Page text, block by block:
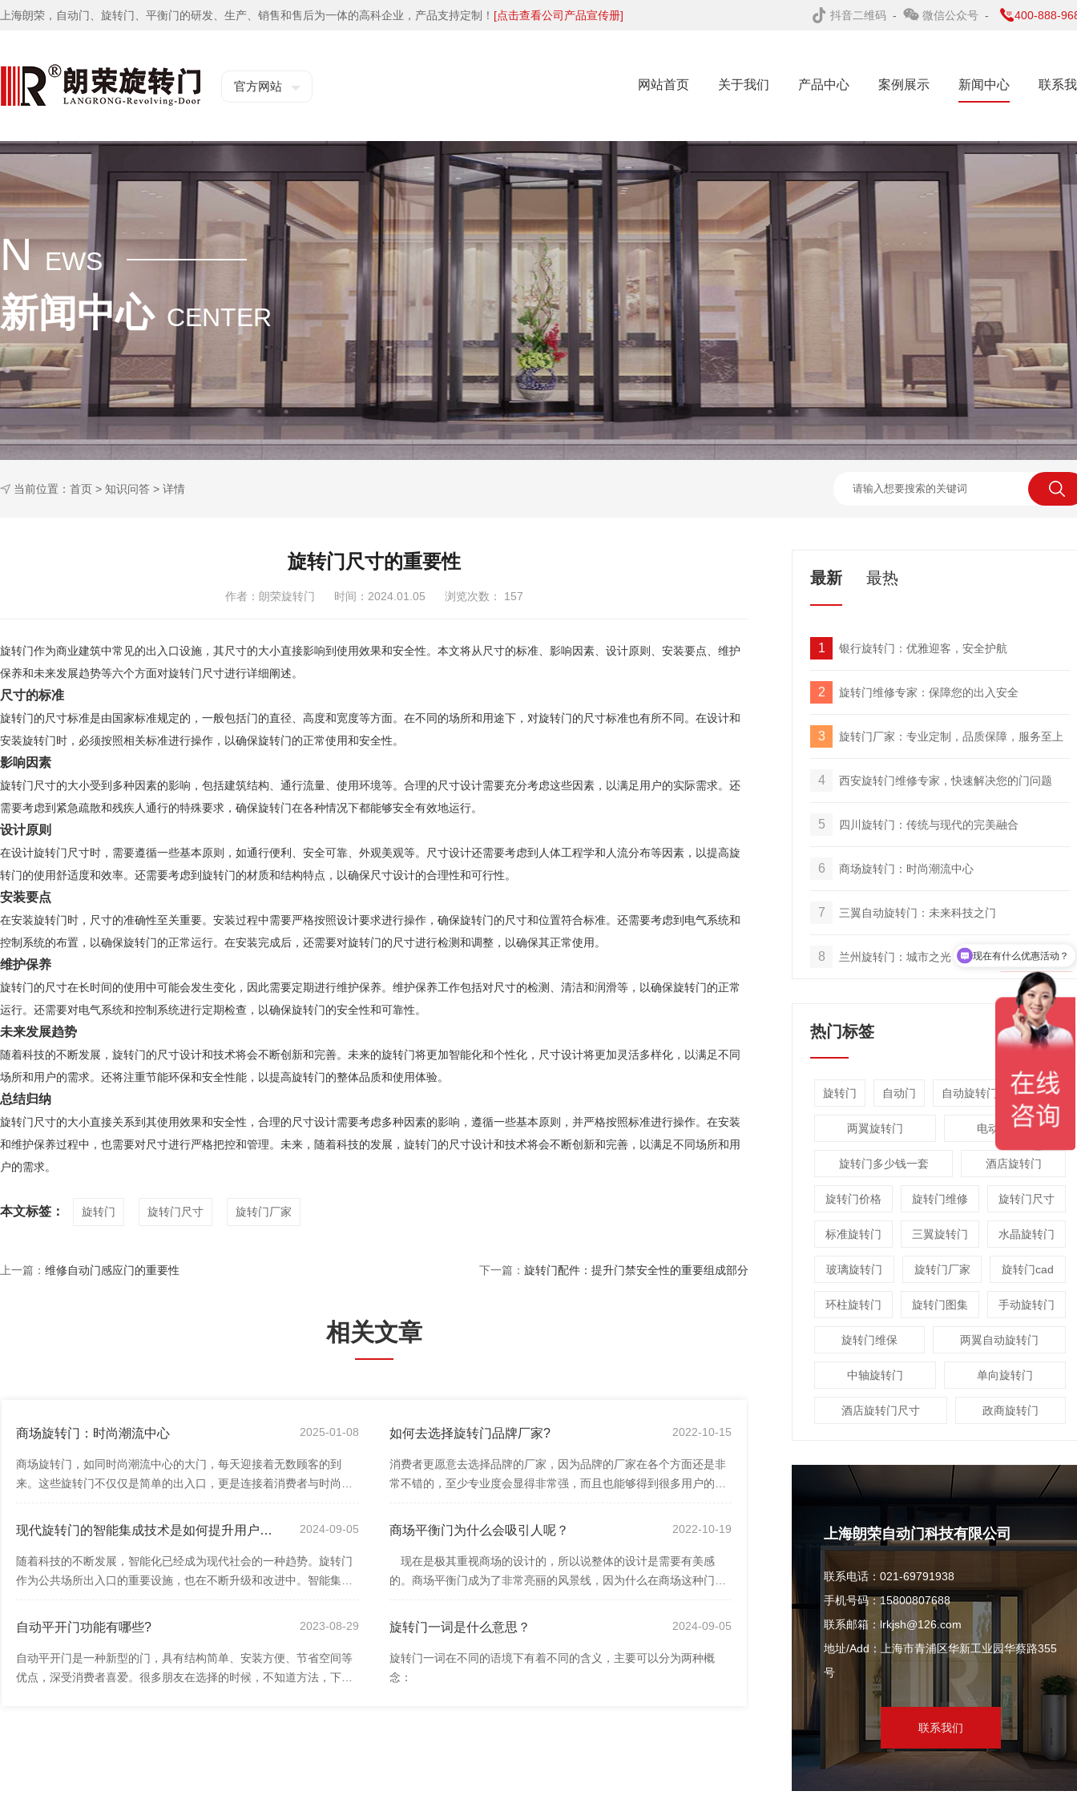
上海朗荣，自动门、旋转门、平衡门的研发、生产、销售和售后为一体的高科企业，产品支持定制！ [点击查看公司产品宣传册] 抖音二维码 - 微信公众号 - 400-888-
官方网站 网站首页 关于我们 产品中心 案例展示 新闻中心 联系
NEWS
新闻中心 CENTER
当前位置： 首页 > 知识问答 > 详情
旋转门尺寸的重要性
作者：朗荣旋转门 时间：2024.01.05 浏览次数： 157
旋转门作为商业建筑中常见的出入口设施，其尺寸的大小直接影响到使用效果和安全性。本文将从尺寸的标准、影响因素、设计原则、安装要点、维护
保养和未来发展趋势等六个方面对旋转门尺寸进行详细阐述。
尺寸的标准
旋转门的尺寸标准是由国家标准规定的，一般包括门的直径、高度和宽度等方面。在不同的场所和用途下，对旋转门的尺寸标准也有所不同。在设计和
安装旋转门时，必须按照相关标准进行操作，以确保旋转门的正常使用和安全性。
影响因素
旋转门尺寸的大小受到多种因素的影响，包括建筑结构、通行流量、使用环境等。合理的尺寸设计需要充分考虑这些因素，以满足用户的实际需求。还
需要考虑到紧急疏散和残疾人通行的特殊要求，确保旋转门在各种情况下都能够安全有效地运行。
设计原则
在设计旋转门尺寸时，需要遵循一些基本原则，如通行便利、安全可靠、外观美观等。尺寸设计还需要考虑到人体工程学和人流分布等因素，以提高旋
转门的使用舒适度和效率。还需要考虑到旋转门的材质和结构特点，以确保尺寸设计的合理性和可行性。
安装要点
在安装旋转门时，尺寸的准确性至关重要。安装过程中需要严格按照设计要求进行操作，确保旋转门的尺寸和位置符合标准。还需要考虑到电气系统和
控制系统的布置，以确保旋转门的正常运行。在安装完成后，还需要对旋转门的尺寸进行检测和调整，以确保其正常使用。
维护保养
旋转门的尺寸在长时间的使用中可能会发生变化，因此需要定期进行维护保养。维护保养工作包括对尺寸的检测、清洁和润滑等，以确保旋转门的正常
运行。还需要对电气系统和控制系统进行定期检查，以确保旋转门的安全性和可靠性。
未来发展趋势
随着科技的不断发展，旋转门的尺寸设计和技术将会不断创新和完善。未来的旋转门将更加智能化和个性化，尺寸设计将更加灵活多样化，以满足不同
场所和用户的需求。还将注重节能环保和安全性能，以提高旋转门的整体品质和使用体验。
总结归纳
旋转门尺寸的大小直接关系到其使用效果和安全性，合理的尺寸设计需要考虑多种因素的影响，遵循一些基本原则，并严格按照标准进行操作。在安装
和维护保养过程中，也需要对尺寸进行严格把控和管理。未来，随着科技的发展，旋转门的尺寸设计和技术将会不断创新和完善，以满足不同场所和用
户的需求。
本文标签： 旋转门 旋转门尺寸 旋转门厂家
上一篇： 维修自动门感应门的重要性 下一篇： 旋转门配件：提升门禁安全性的重要组成部分
相关文章
商场旋转门：时尚潮流中心 2025-01-08
商场旋转门，如同时尚潮流中心的大门，每天迎接着无数顾客的到
来。这些旋转门不仅仅是简单的出入口，更是连接着消费者与时尚潮
如何去选择旋转门品牌厂家? 2022-10-15
消费者更愿意去选择品牌的厂家，因为品牌的厂家在各个方面还是非
常不错的，至少专业度会显得非常强，而且也能够得到很多用户的认
现代旋转门的智能集成技术是如何提升用户体验的？ 2024-09-05
随着科技的不断发展，智能化已经成为现代社会的一种趋势。旋转门
作为公共场所出入口的重要设施，也在不断升级和改进中。智能集成
商场平衡门为什么会吸引人呢？ 2022-10-19
现在是极其重视商场的设计的，所以说整体的设计是需要有美感
的。商场平衡门成为了非常亮丽的风景线，因为什么在商场这种门会
自动平开门功能有哪些? 2023-08-29
自动平开门是一种新型的门，具有结构简单、安装方便、节省空间等
优点，深受消费者喜爱。很多朋友在选择的时候，不知道方法，下面
旋转门一词是什么意思？ 2024-09-05
旋转门一词在不同的语境下有着不同的含义，主要可以分为两种概
念：
最新 最热
1 银行旋转门：优雅迎客，安全护航
2 旋转门维修专家：保障您的出入安全
3 旋转门厂家：专业定制，品质保障，服务至上
4 西安旋转门维修专家，快速解决您的门问题
5 四川旋转门：传统与现代的完美融合
6 商场旋转门：时尚潮流中心
7 三翼自动旋转门：未来科技之门
8 兰州旋转门：城市之光，历史之魂
热门标签
旋转门 自动门 自动旋转门 平衡门
两翼旋转门 电动旋转门
旋转门多少钱一套 酒店旋转门
旋转门价格 旋转门维修 旋转门尺寸
标准旋转门 三翼旋转门 水晶旋转门
玻璃旋转门 旋转门厂家 旋转门cad
环柱旋转门 旋转门图集 手动旋转门
旋转门维保 两翼自动旋转门
中轴旋转门 单向旋转门
酒店旋转门尺寸 政商旋转门
上海朗荣自动门科技有限公司
联系电话：021-69791938
手机号码：15800807688
联系邮箱：lrkjsh@126.com
地址/Add：上海市青浦区华新工业园华蔡路355
号
联系我们
了解公司产品信息？
现在有什么优惠活动？